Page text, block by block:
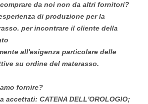
da noi non da altri fornitori?
di produzione per la
per incontrare il cliente della
all'esigenza particolare delle
su ordine del materasso.
fornire?
accettati: CATENA DELL'OROLOGIO;